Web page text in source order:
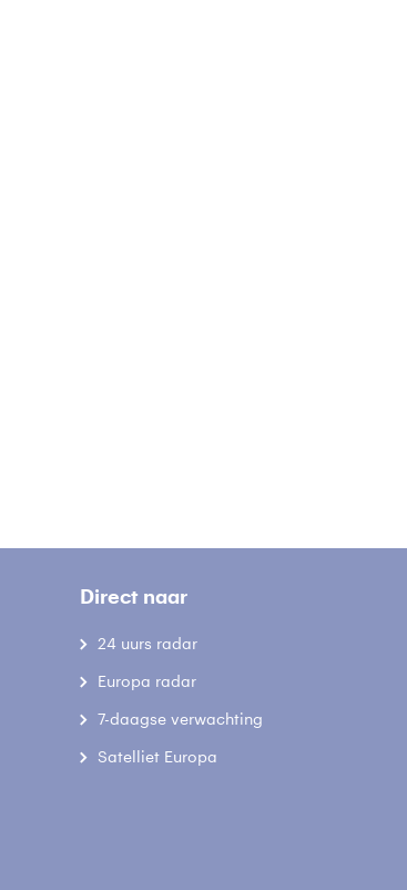
Direct naar
24 uurs radar
Europa radar
7-daagse verwachting
Satelliet Europa